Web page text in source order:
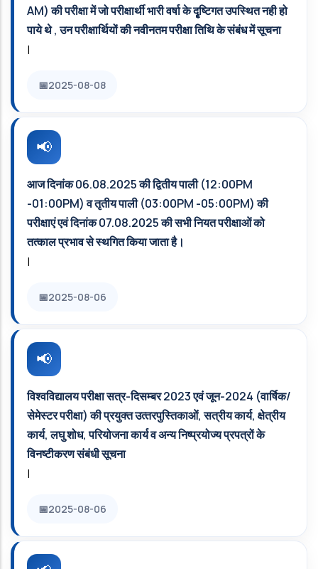
AM) की परीक्षा में जो परीक्षार्थी भारी वर्षा के दृृृृृष्टिगत उपस्थित नही हो
पाये थे , उन परीक्षार्थियों की नवीनतम परीक्षा तिथि के संबंध में सूचना
|
2025-08-08
आज दिनांक 06.08.2025 की द्वितीय पाली (12:00PM
-01:00PM) व तृतीय पाली (03:00PM -05:00PM) की
परीक्षाएं एवं दिनांक 07.08.2025 की सभी नियत परीक्षाओं को
तत्काल प्रभाव से स्थगित किया जाता है।
|
2025-08-06
विश्‍वविद्यालय परीक्षा सत्र-दिसम्बर 2023 एवं जून-2024 (वार्षिक/
सेमेस्टर परीक्षा) की प्रयुक्त उत्‍तरपुस्तिकाओं, सत्रीय कार्य, क्षेत्रीय
कार्य, लघु शोध, परियोजना कार्य व अन्य निष्प्रयोज्य प्रपत्रों के
विनष्टीकरण संबंधी सूचना
|
2025-08-06